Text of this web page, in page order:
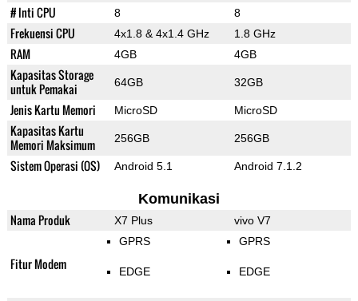
# Inti CPU 8 8
Frekuensi CPU 4x1.8 & 4x1.4 GHz 1.8 GHz
RAM 4GB 4GB
Kapasitas Storage
untuk Pemakai
64GB 32GB
Jenis Kartu Memori MicroSD MicroSD
Kapasitas Kartu
Memori Maksimum
256GB 256GB
Sistem Operasi (OS) Android 5.1 Android 7.1.2
Komunikasi
Nama Produk X7 Plus vivo V7
Fitur Modem
GPRS
EDGE
GPRS
EDGE